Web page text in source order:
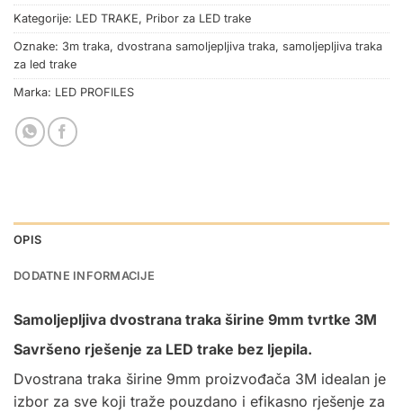
Kategorije: LED TRAKE, Pribor za LED trake
Oznake: 3m traka, dvostrana samoljepljiva traka, samoljepljiva traka
za led trake
Marka: LED PROFILES
OPIS
DODATNE INFORMACIJE
Samoljepljiva dvostrana traka širine 9mm tvrtke 3M
Savršeno rješenje za LED trake bez ljepila.
Dvostrana traka širine 9mm proizvođača 3M idealan je
izbor za sve koji traže pouzdano i efikasno rješenje za